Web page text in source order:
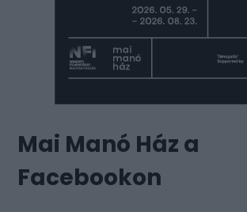
Mai Manó Ház a
Facebookon